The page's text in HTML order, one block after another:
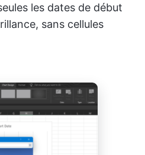
les dates de début
sans cellules